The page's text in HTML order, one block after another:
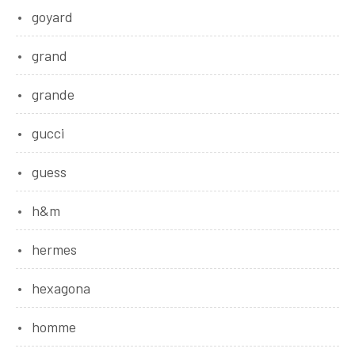
goyard
grand
grande
gucci
guess
h&m
hermes
hexagona
homme